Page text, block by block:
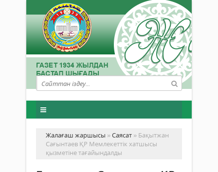
Жалағаш жаршысы »Саясат » Бақытжан
Сағынтаев ҚР Мемлекеттік хатшысы
қызметіне тағайындалды